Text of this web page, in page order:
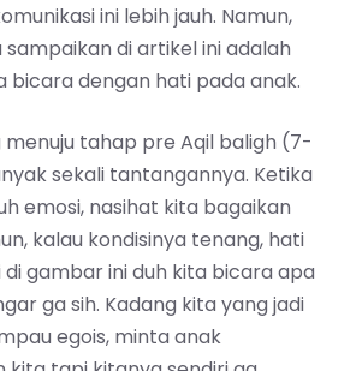
ini lebih jauh. Namun,
di artikel ini adalah
bicara dengan hati pada anak.
menuju tahap pre Aqil baligh (7-
sekali tantangannya. Ketika
emosi, nasihat kita bagaikan
kalau kondisinya tenang, hati
gambar ini duh kita bicara apa
ga sih. Kadang kita yang jadi
egois, minta anak